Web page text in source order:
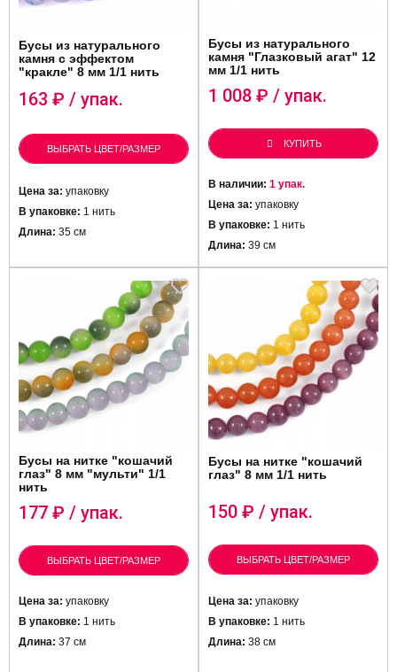
Бусы из натурального
камня с эффектом
"кракле" 8 мм 1/1 нить
163 ₽ / упак.
ВЫБРАТЬ ЦВЕТ/РАЗМЕР
Цена за: упаковку
В упаковке: 1 нить
Длина: 35 см
Бусы из натурального
камня "Глазковый агат" 12
мм 1/1 нить
1 008 ₽ / упак.
КУПИТЬ
В наличии: 1 упак.
Цена за: упаковку
В упаковке: 1 нить
Длина: 39 см
Бусы на нитке "кошачий
глаз" 8 мм "мульти" 1/1
нить
177 ₽ / упак.
ВЫБРАТЬ ЦВЕТ/РАЗМЕР
Цена за: упаковку
В упаковке: 1 нить
Длина: 37 см
Бусы на нитке "кошачий
глаз" 8 мм 1/1 нить
150 ₽ / упак.
ВЫБРАТЬ ЦВЕТ/РАЗМЕР
Цена за: упаковку
В упаковке: 1 нить
Длина: 38 см